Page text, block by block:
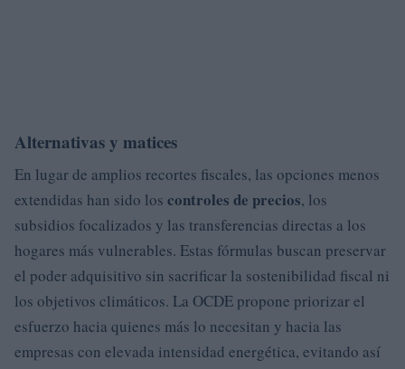
Alternativas y matices
En lugar de amplios recortes fiscales, las opciones menos
extendidas han sido los controles de precios, los
subsidios focalizados y las transferencias directas a los
hogares más vulnerables. Estas fórmulas buscan preservar
el poder adquisitivo sin sacrificar la sostenibilidad fiscal ni
los objetivos climáticos. La OCDE propone priorizar el
esfuerzo hacia quienes más lo necesitan y hacia las
empresas con elevada intensidad energética, evitando así